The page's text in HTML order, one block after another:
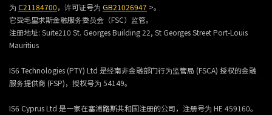
为 C21184700，许可证号为 GB21026947 >。
它受毛里求斯金融服务委员会（FSC）监管。
注册地址: Suite210 St. Georges Building 22, St Georges Street Port-Louis
Mauritius
IS6 Technologies (PTY) Ltd 是经南非金融部门行为监管局 (FSCA) 授权的金融
服务提供商 (FSP)，授权号为 54149。
IS6 Cyprus Ltd 是一家在塞浦路斯共和国注册的公司，注册号为 HE 459160。